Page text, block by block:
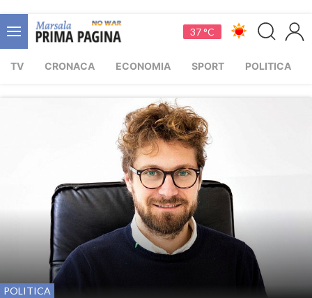
37 °C
TV CRONACA ECONOMIA SPORT POLITICA
POLITICA